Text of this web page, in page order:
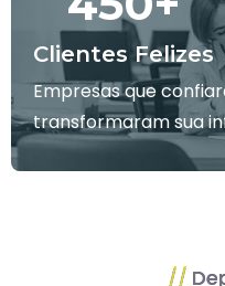
Clientes Felizes
Empresas que
transformaram sua